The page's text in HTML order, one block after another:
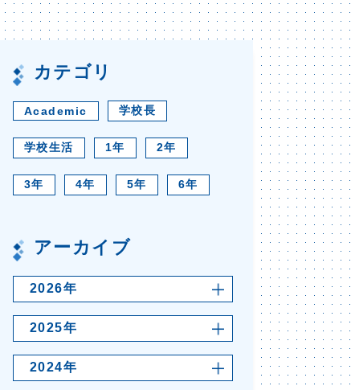
カテゴリ
Academic 学校長
学校生活 1年 2年
3年 4年 5年 6年
アーカイブ
2026年
2025年
2024年